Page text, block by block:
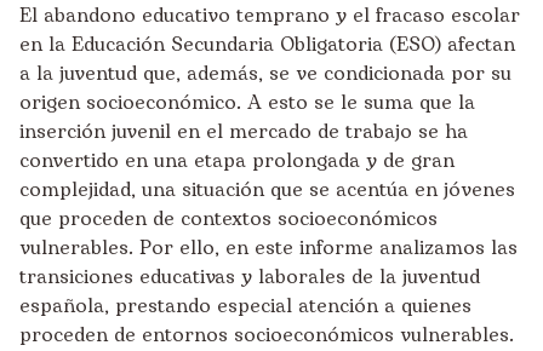
El abandono educativo temprano y el fracaso escolar
en la Educación Secundaria Obligatoria (ESO) afectan
a la juventud que, además, se ve condicionada por su
origen socioeconómico. A esto se le suma que la
inserción juvenil en el mercado de trabajo se ha
convertido en una etapa prolongada y de gran
complejidad, una situación que se acentúa en jóvenes
que proceden de contextos socioeconómicos
vulnerables. Por ello, en este informe analizamos las
transiciones educativas y laborales de la juventud
española, prestando especial atención a quienes
proceden de entornos socioeconómicos vulnerables.